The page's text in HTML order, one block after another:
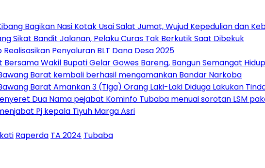
Bagikan Nasi Kotak Usai Salat Jumat, Wujud Kepedulian dan
Sikat Bandit Jalanan, Pelaku Curas Tak Berkutik Saat Dibekuk
Penyaluran BLT Dana Desa 2025
Wakil Bupati Gelar Gowes Bareng, Bangun Semangat
Barat kembali berhasil mengamankan Bandar Narkoba
Barat Amankan 3 (Tiga) Orang Laki-Laki Diduga Lakukan
Dua Nama pejabat Kominfo Tubaba menuai sorotan LSM
Pj kepala Tiyuh Marga Asri
Raperda TA 2024 Tubaba